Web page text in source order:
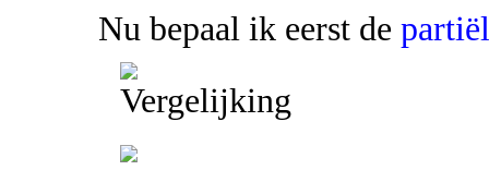
Nu bepaal ik eerst de